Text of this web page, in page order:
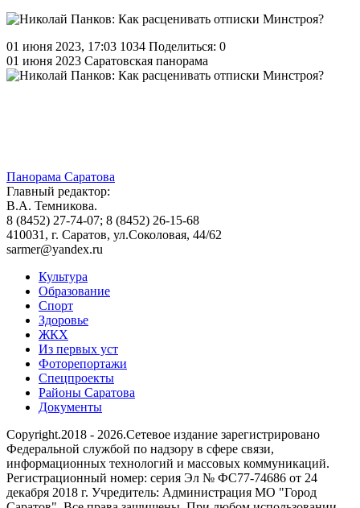
01 июня 2023, 17:03 1034 Поделиться: 0
01 июня 2023 Саратовская панорама
Панорама Саратова
Главный редактор:
В.А. Темникова.
8 (8452) 27-74-07; 8 (8452) 26-15-68
410031, г. Саратов, ул.Соколовая, 44/62
sarmer@yandex.ru
Культура
Образование
Спорт
Здоровье
ЖКХ
Из пеpвых уст
Фоторепортажи
Спецпроекты
Районы Саратова
Документы
Copyright.2018 - 2026.Сетевое издание зарегистрировано
Федеральной службой по надзору в сфере связи,
информационных технологий и массовых коммуникаций.
Регистрационный номер: серия Эл № ФС77-74686 от 24
декабря 2018 г. Учредитель: Администрация МО "Город